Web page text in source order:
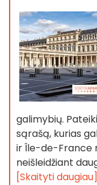
galimybių.
sąrašą, kurias
ir Île-de-France
neišleidžiant
[Skaityti daugiau]